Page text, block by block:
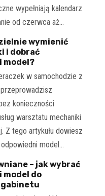
wypełniają kalendarz
od czerwca aż…
wymienić
i dobrać
model?
w samochodzie z
konieczności
warsztatu mechaniki
Z tego artykułu dowiesz
model…
– jak wybrać
model do
gabinetu